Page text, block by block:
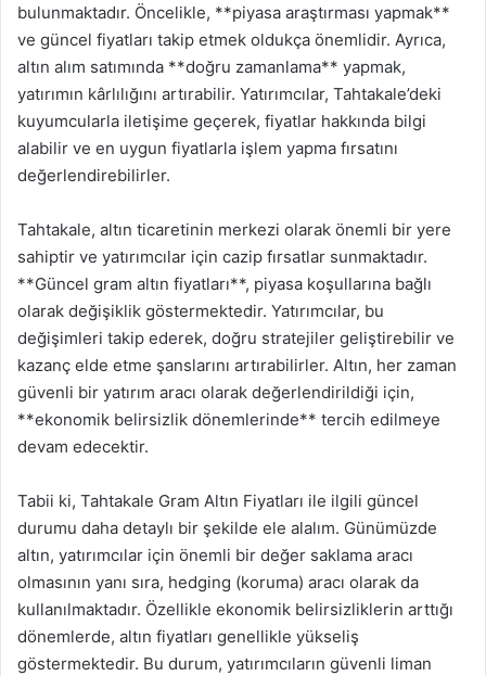
bulunmaktadır. Öncelikle, **piyasa araştırması yapmak**
ve güncel fiyatları takip etmek oldukça önemlidir. Ayrıca,
altın alım satımında **doğru zamanlama** yapmak,
yatırımın kârlılığını artırabilir. Yatırımcılar, Tahtakale’deki
kuyumcularla iletişime geçerek, fiyatlar hakkında bilgi
alabilir ve en uygun fiyatlarla işlem yapma fırsatını
değerlendirebilirler.
Tahtakale, altın ticaretinin merkezi olarak önemli bir yere
sahiptir ve yatırımcılar için cazip fırsatlar sunmaktadır.
**Güncel gram altın fiyatları**, piyasa koşullarına bağlı
olarak değişiklik göstermektedir. Yatırımcılar, bu
değişimleri takip ederek, doğru stratejiler geliştirebilir ve
kazanç elde etme şanslarını artırabilirler. Altın, her zaman
güvenli bir yatırım aracı olarak değerlendirildiği için,
**ekonomik belirsizlik dönemlerinde** tercih edilmeye
devam edecektir.
Tabii ki, Tahtakale Gram Altın Fiyatları ile ilgili güncel
durumu daha detaylı bir şekilde ele alalım. Günümüzde
altın, yatırımcılar için önemli bir değer saklama aracı
olmasının yanı sıra, hedging (koruma) aracı olarak da
kullanılmaktadır. Özellikle ekonomik belirsizliklerin arttığı
dönemlerde, altın fiyatları genellikle yükseliş
göstermektedir. Bu durum, yatırımcıların güvenli liman